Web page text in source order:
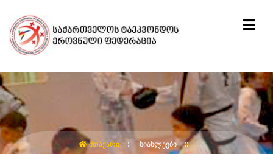
ᲛᲗᲐᲕᲐᲠᲘ
ᲡᲘᲐᲮᲚᲔᲔᲑᲘ